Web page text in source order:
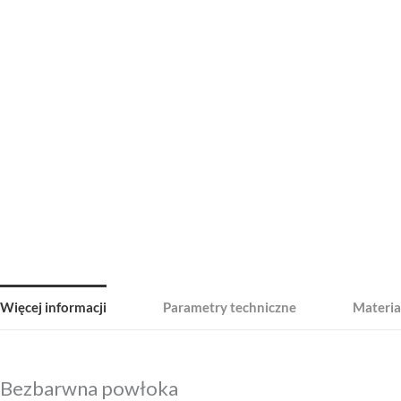
Więcej informacji Parametry techniczne
Bezbarwna powłoka